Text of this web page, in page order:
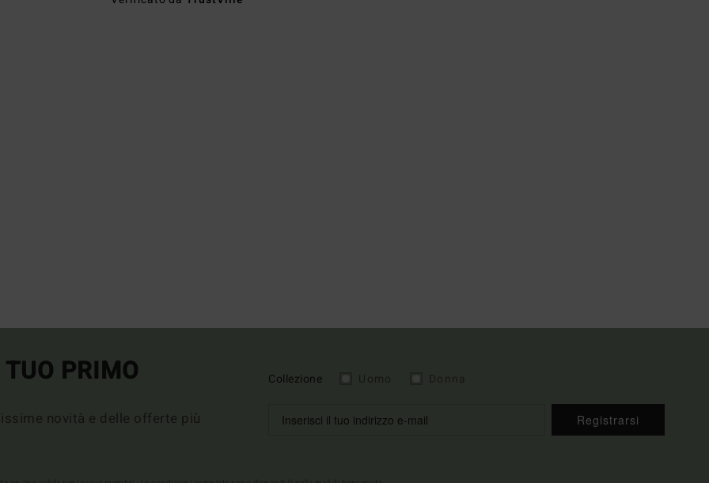
PRIMO
novità e delle offerte più
Collezione
Registrarsi